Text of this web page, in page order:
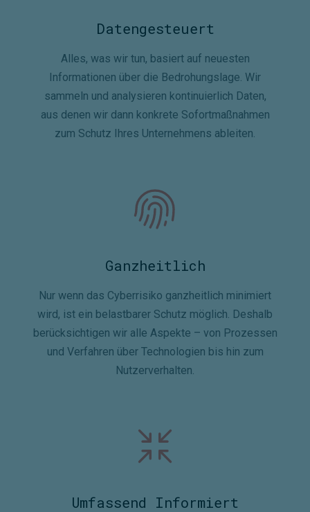
Datengesteuert
Alles, was wir tun, basiert auf neuesten
Informationen über die Bedrohungslage. Wir
sammeln und analysieren kontinuierlich Daten,
aus denen wir dann konkrete Sofortmaßnahmen
zum Schutz Ihres Unternehmens ableiten.
Ganzheitlich
Nur wenn das Cyberrisiko ganzheitlich minimiert
wird, ist ein belastbarer Schutz möglich. Deshalb
berücksichtigen wir alle Aspekte – von Prozessen
und Verfahren über Technologien bis hin zum
Nutzerverhalten.
Umfassend Informiert